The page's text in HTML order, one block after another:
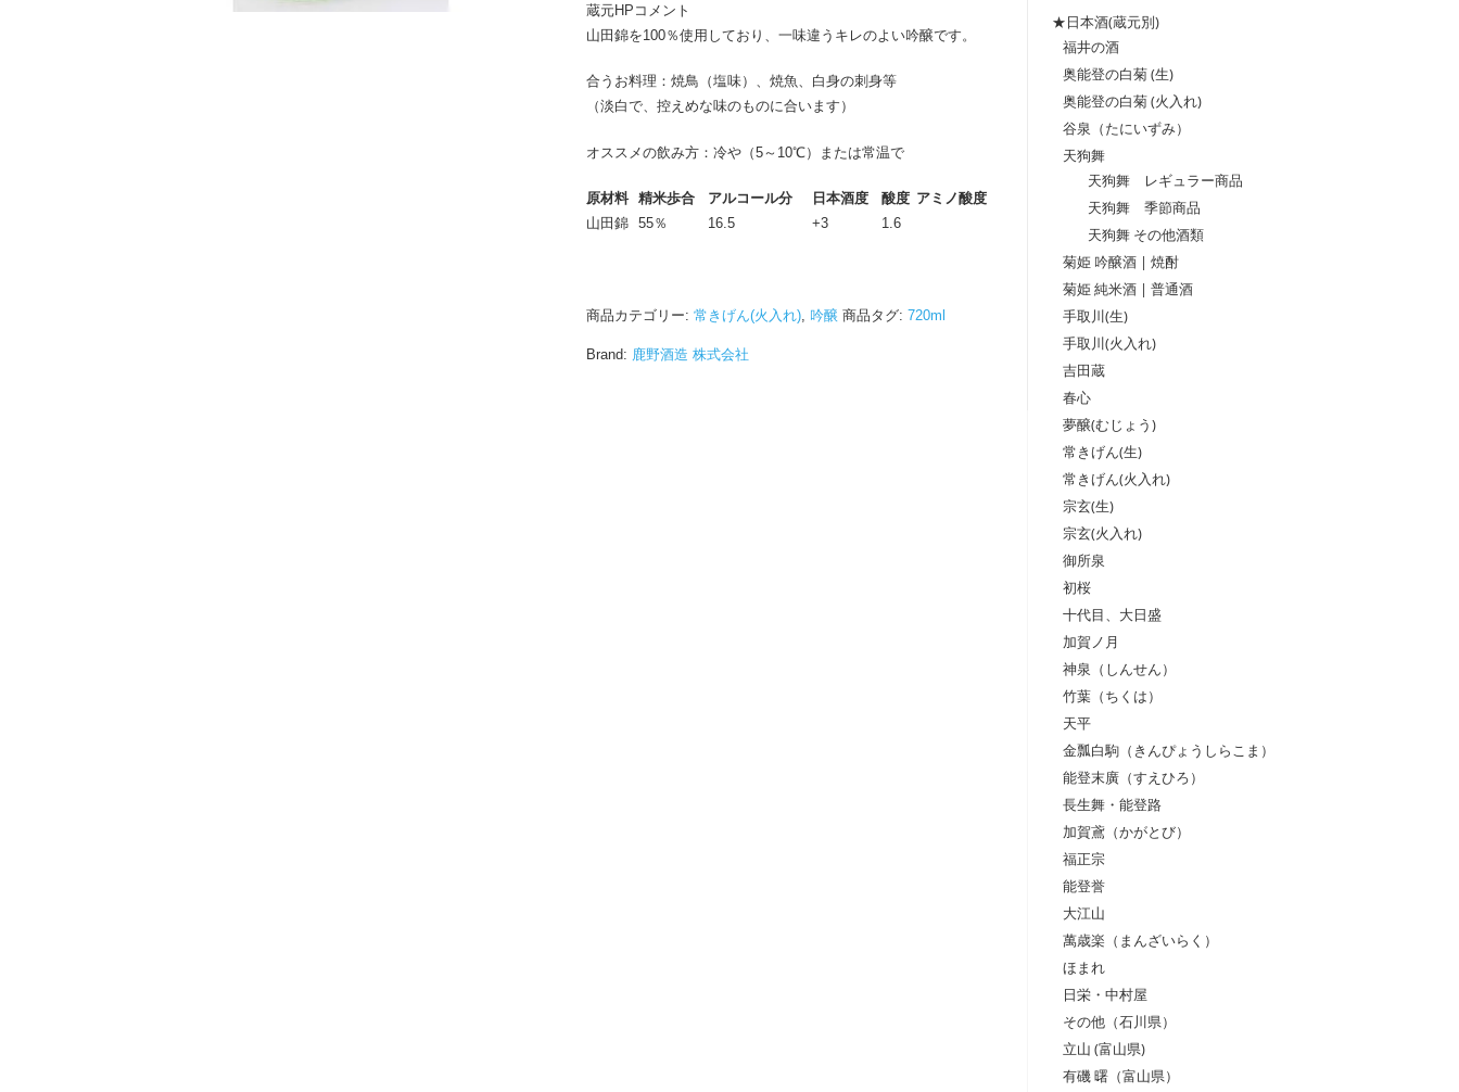
蔵元HPコメント
山田錦を100％使用しており、一味違うキレのよい吟醸です。
合うお料理：焼鳥（塩味）、焼魚、白身の刺身等
（淡白で、控えめな味のものに合います）
オススメの飲み方：冷や（5～10℃）または常温で
原材料 精米歩合 アルコール分 日本酒度 酸度 アミノ酸度
山田錦
55％ 16.5 +3 1.6
商品カテゴリー: 常きげん(火入れ), 吟醸 商品タグ: 720ml
Brand: 鹿野酒造 株式会社
★日本酒(蔵元別)
福井の酒
奥能登の白菊 (生)
奥能登の白菊 (火入れ)
谷泉（たにいずみ）
天狗舞
天狗舞 レギュラー商品
天狗舞 季節商品
天狗舞 その他酒類
菊姫 吟醸酒 | 焼酎
菊姫 純米酒 | 普通酒
手取川(生)
手取川(火入れ)
吉田蔵
春心
夢醸(むじょう)
常きげん(生)
常きげん(火入れ)
宗玄(生)
宗玄(火入れ)
御所泉
初桜
十代目、大日盛
加賀ノ月
神泉（しんせん）
竹葉（ちくは）
天平
金瓢白駒（きんぴょうしらこま）
能登末廣（すえひろ）
長生舞・能登路
加賀鳶（かがとび）
福正宗
能登誉
大江山
萬歳楽（まんざいらく）
ほまれ
日栄・中村屋
その他（石川県）
立山 (富山県)
有磯 曙（富山県）